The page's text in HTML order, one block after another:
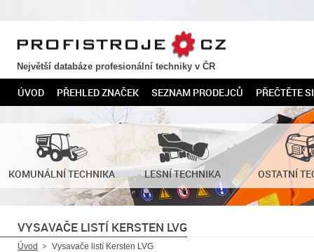
PROFISTROJE.CZ
Největší databáze profesionální techniky v ČR
ÚVOD PŘEHLED ZNAČEK SEZNAM PRODEJCŮ PŘEČTĚTE SI
KOMUNÁLNÍ TECHNIKA LESNÍ TECHNIKA OSTATNÍ
VYSAVAČE LISTÍ KERSTEN LVG
Úvod Vysavače listí Kersten LVG